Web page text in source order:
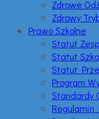
Zdrowe
Zdrowy
Prawo Szkolne
Statut
Statut
Statut
Program
Standardy
Regulamin